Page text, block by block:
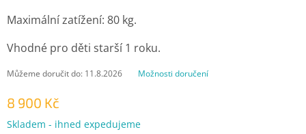
8 900 Kč
Měrná
Skladem - ihned expedujeme
Můžeme doručit do: 11.8.2026 Možnosti doručení
Maximální zatížení: 80 kg.
Vhodné pro děti starší 1 roku.